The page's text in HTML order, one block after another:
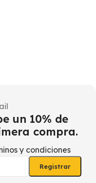
un 10% de
compra.
y condiciones